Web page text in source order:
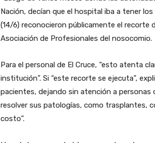
Nación, decían que el hospital iba a tener
(14/6) reconocieron públicamente el recorte
Asociación de Profesionales del nosocomio.
Para el personal de El Cruce, “esto atenta
institución”. Si “este recorte se ejecuta”,
pacientes, dejando sin atención a
resolver sus patologías, como trasplantes,
costo”.